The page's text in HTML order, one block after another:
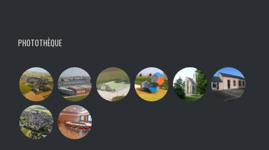
PHOTOTHÈQUE